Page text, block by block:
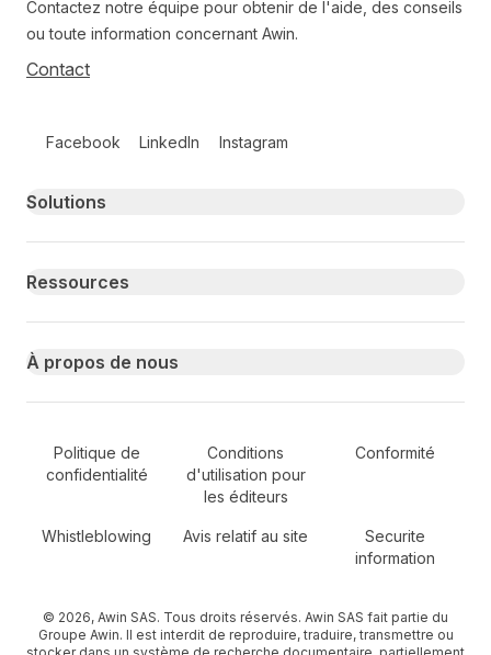
Contactez notre équipe pour obtenir de l'aide, des conseils
ou toute information concernant Awin.
Contact
Facebook LinkedIn Instagram
Primary footer navigation
Solutions
Ressources
À propos de nous
Secondary Footer Navigation
Politique de
confidentialité
Conditions
d'utilisation pour
les éditeurs
Conformité
Whistleblowing Avis relatif au site
Securite
information
© 2026, Awin SAS. Tous droits réservés. Awin SAS fait partie du
Groupe Awin. Il est interdit de reproduire, traduire, transmettre ou